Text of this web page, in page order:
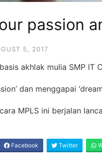
passion
5, 2017
akhlak mulia SMP
dan menggapai
MPLS ini berjalan
Facebook Twitter